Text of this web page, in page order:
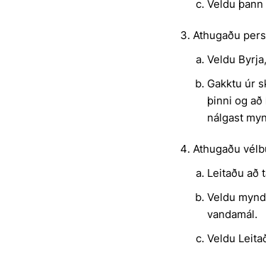
Veldu
Athugaðu
Veldu
Gakktu úr
þinni og
nálgast
Athugaðu
Leitaðu að
Veldu
vandamál.
Veldu